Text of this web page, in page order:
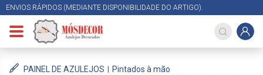
ENVIOS RÁPIDOS (MEDIANTE DISPONIBILIDADE DO ARTIGO).
PAINEL DE AZULEJOS
Pintados à mão